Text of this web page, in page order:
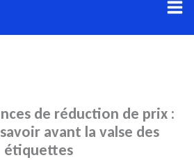
de réduction de prix :
avant la valse des
étiquettes